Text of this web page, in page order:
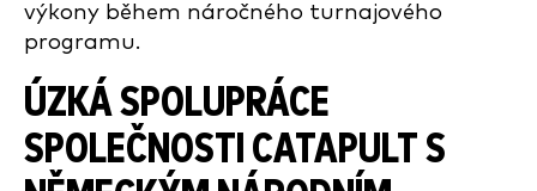
výkony během náročného turnajového
programu.
ÚZKÁ SPOLUPRÁCE
SPOLEČNOSTI CATAPULT S